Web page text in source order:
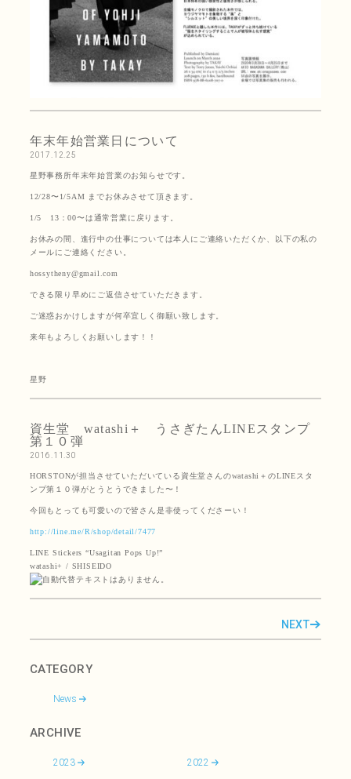
年末年始営業日について
2017.12.25
星野事務所年末年始営業のお知らせです。
12/28〜1/5AM までお休みさせて頂きます。
1/5 13：00〜は通常営業に戻ります。
お休みの間、進行中の仕事については本人にご連絡いただくか、以下の私の
メールにご連絡ください。
hossytheny@gmail.com
できる限り早めにご返信させていただきます。
ご迷惑おかけしますが何卒宜しく御願い致します。
来年もよろしくお願いします！！
星野
資生堂 watashi＋ うさぎたんLINEスタンプ
第１０弾
2016.11.30
HORSTONが担当させていただいている資生堂さんのwatashi＋のLINEスタ
ンプ第１０弾がとうとうできました〜！
今回もとっても可愛いので皆さん是非使ってくださーい！
http://line.me/R/shop/detail/7477
LINE Stickers “Usagitan Pops Up!”
watashi+ / SHISEIDO
NEXT
CATEGORY
News
ARCHIVE
2023 2022